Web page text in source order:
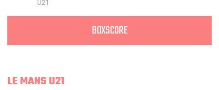
BOXSCORE
LE MANS U21